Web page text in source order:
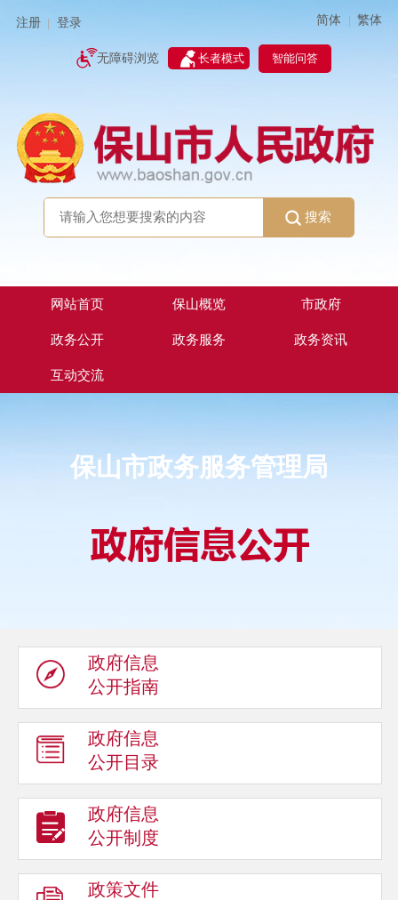
注册 登录 简体 | 繁体
无障碍浏览 长者模式 智能问答
搜索
网站首页 保山概览 市政府
政务公开 政务服务 政务资讯
互动交流
保山市政务服务管理局
政府信息
公开指南
政府信息
公开目录
政府信息
公开制度
政策文件